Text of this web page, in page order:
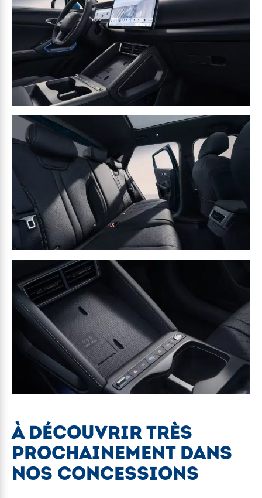
À DÉCOUVRIR TRÈS
PROCHAINEMENT DANS
NOS CONCESSIONS